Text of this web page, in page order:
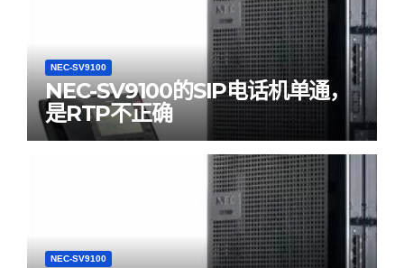
NEC-SV9100
NEC-SV9100的SIP电话机单通，
是RTP不正确
NEC-SV9100